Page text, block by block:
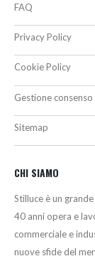
FAQ
Privacy Policy
Cookie Policy
Gestione
Sitemap
CHI SIAMO
Stilluce è un
40 anni opera e
commerciale e
nuove sfide del